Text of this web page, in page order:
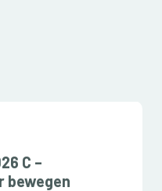
C –
bewegen